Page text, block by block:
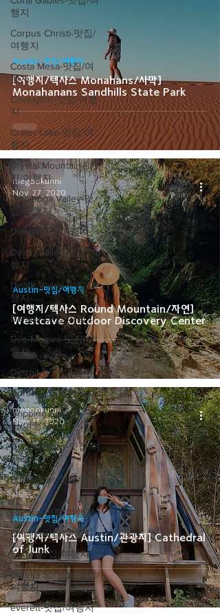
행지
Corpus Christi-맛집/
여행지
Costa Mesa-맛집/여
행지
Covington-맛집/여행
지
Crater Lake-맛집/여
행지
Crystal Mountain-맛
집/여행지
Cuyahoga Valley-맛
집/여행지
Dallas-맛집/여행지
Death Valley-맛집/여
행지
Death Valley-맛집/여
행지
Denver-맛집/여행지
Des Moines-맛집/여
행지
Detroit-맛집/여행지
Doral-맛집/여행지
Dripping Springs-맛
집/여행지
Dry Tortugas-맛집/여
행지
Edgewater-맛집/여행
지
El Paso-맛집/여행지
Empire-맛집/여행지
Essex-맛집/여행지
Eureka Springs-맛집/
여행지
everett-맛집/여행지
[여행지/텍사스 Monahans/사막]
Monahanans Sandhills State Park
Austin-맛집/여행지
[여행지/텍사스 Round Mountain/자연]
Westcave Outdoor Discovery Center
Austin-맛집/여행지
megookunni
Nov 27, 2020
[여행지/텍사스 Austin/관광지] Cathedral
of Junk
Austin-맛집/여행지
megookunni
Nov 11, 2020